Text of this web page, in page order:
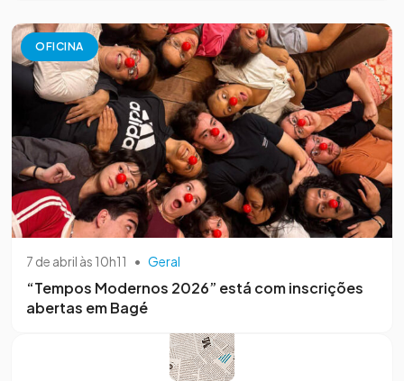
OFICINA
7 de abril às 10h11 • Geral
“Tempos Modernos 2026” está com inscrições
abertas em Bagé